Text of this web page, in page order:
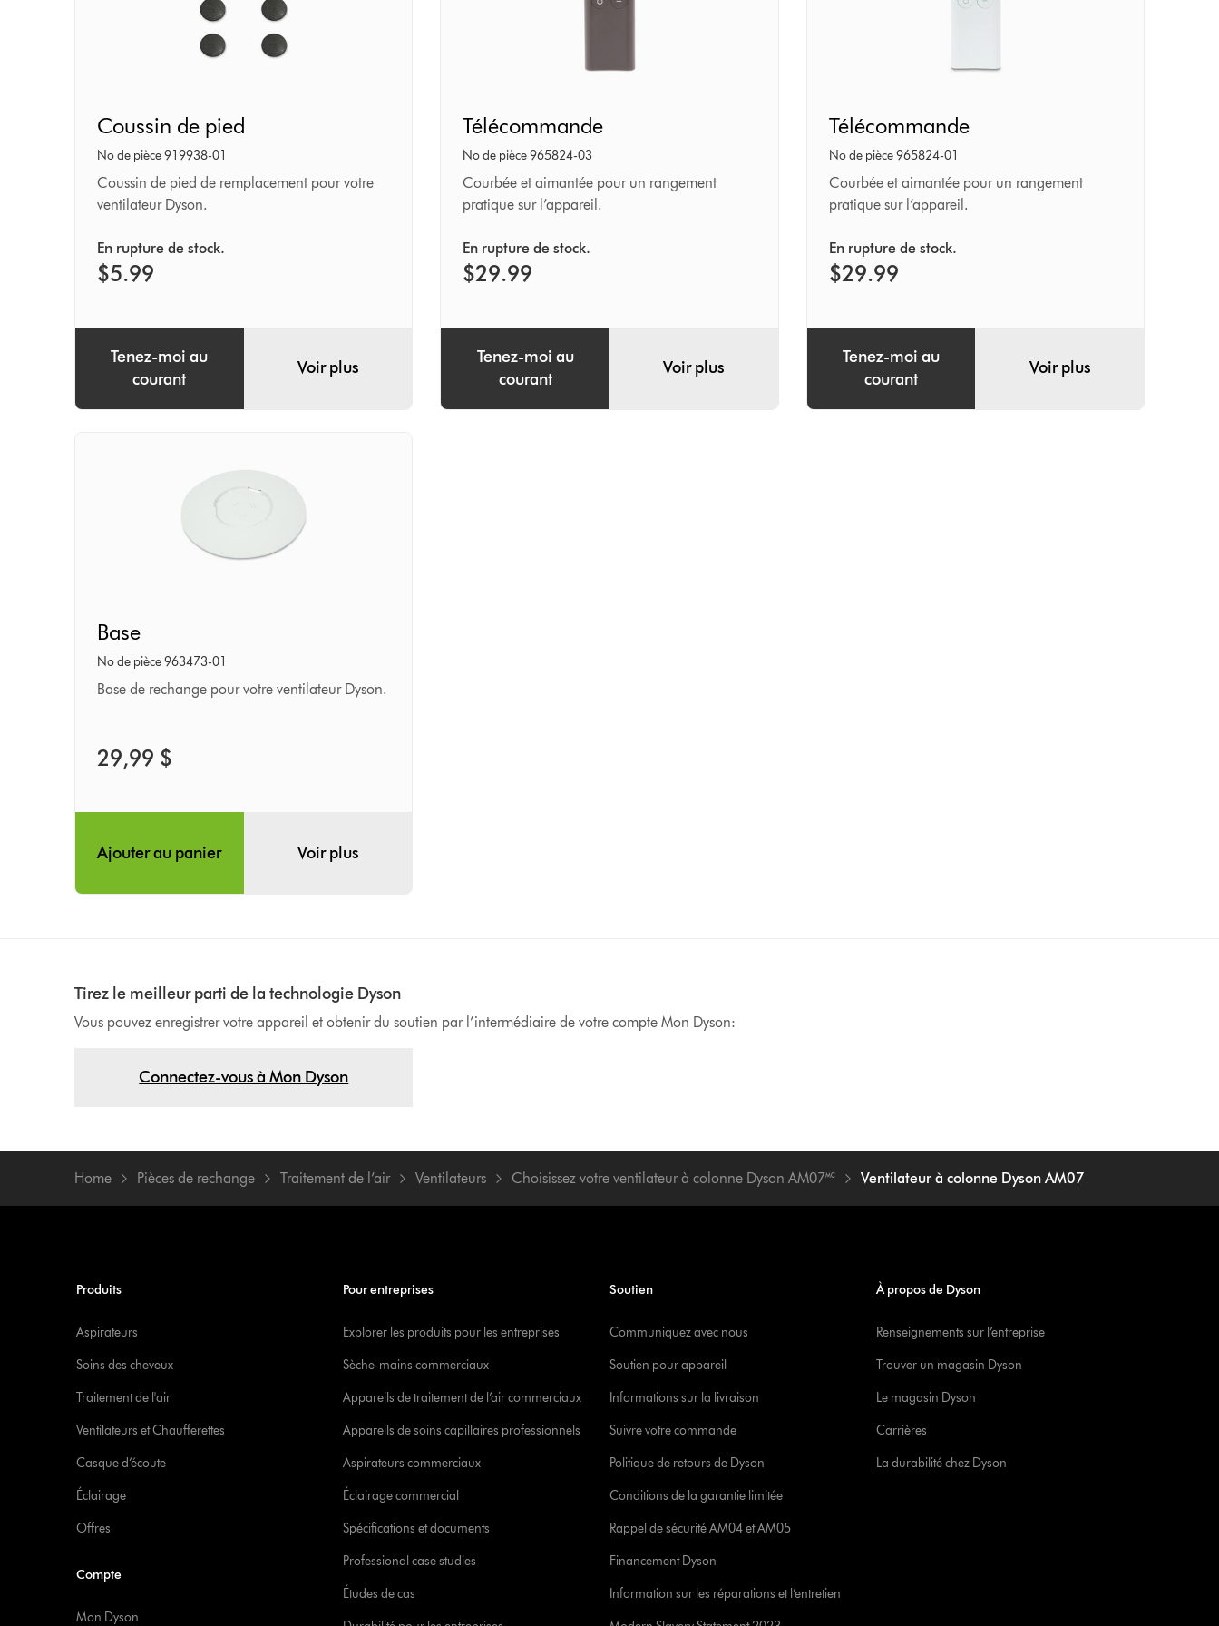
de
pied
Coussin de pied
No de pièce 919938-01
Coussin de pied de remplacement pour votre
ventilateur Dyson.
En rupture de stock.
$5.99
Tenez-moi au
courant
Voir plus
Télécommande
No de pièce 965824-03
Courbée et aimantée pour un rangement
pratique sur l’appareil.
En rupture de stock.
$29.99
Tenez-moi au
courant
Voir plus
Télécommande
No de pièce 965824-01
Courbée et aimantée pour un rangement
pratique sur l’appareil.
En rupture de stock.
$29.99
Tenez-moi au
courant
Voir plus
Base
No de pièce 963473-01
Base de rechange pour votre ventilateur Dyson.
29,99 $
Ajouter au panier Voir plus
Tirez le meilleur parti de la technologie Dyson
Vous pouvez enregistrer votre appareil et obtenir du soutien par l’intermédiaire de votre compte Mon Dyson:
Connectez-vous à Mon Dyson
Home Pièces de rechange Traitement de l’air Ventilateurs Choisissez votre ventilateur à colonne Dyson AM07🅪 Ventilateur à colonne Dyson AM07
Produits
Aspirateurs
Soins des cheveux
Traitement de l'air
Ventilateurs et Chaufferettes
Casque d’écoute
Éclairage
Offres
Compte
Mon Dyson
Pour entreprises
Explorer les produits pour les entreprises
Sèche-mains commerciaux
Appareils de traitement de l’air commerciaux
Appareils de soins capillaires professionnels
Aspirateurs commerciaux
Éclairage commercial
Spécifications et documents
Professional case studies
Études de cas
Soutien
Communiquez avec nous
Soutien pour appareil
Informations sur la livraison
Suivre votre commande
Politique de retours de Dyson
Conditions de la garantie limitée
Rappel de sécurité AM04 et AM05
Financement Dyson
Information sur les réparations et l’entretien
À propos de Dyson
Renseignements sur l’entreprise
Trouver un magasin Dyson
Le magasin Dyson
Carrières
La durabilité chez Dyson